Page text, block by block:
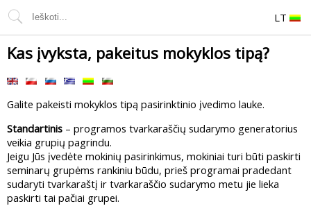
LT
Kas įvyksta, pakeitus mokyklos tipą?
Galite pakeisti mokyklos tipą pasirinktinio įvedimo lauke.
Standartinis – programos tvarkaraščių sudarymo generatorius
veikia grupių pagrindu.
Jeigu Jūs įvedėte mokinių pasirinkimus, mokiniai turi būti paskirti
seminarų grupėms rankiniu būdu, prieš programai pradedant
sudaryti tvarkaraštį ir tvarkaraščio sudarymo metu jie lieka
paskirti tai pačiai grupei.